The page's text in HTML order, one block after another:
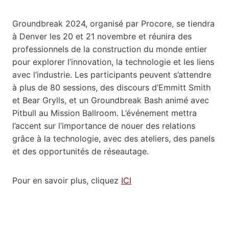
Groundbreak 2024, organisé par Procore, se tiendra
à Denver les 20 et 21 novembre et réunira des
professionnels de la construction du monde entier
pour explorer l’innovation, la technologie et les liens
avec l’industrie. Les participants peuvent s’attendre
à plus de 80 sessions, des discours d’Emmitt Smith
et Bear Grylls, et un Groundbreak Bash animé avec
Pitbull au Mission Ballroom. L’événement mettra
l’accent sur l’importance de nouer des relations
grâce à la technologie, avec des ateliers, des panels
et des opportunités de réseautage.
Pour en savoir plus, cliquez ICI